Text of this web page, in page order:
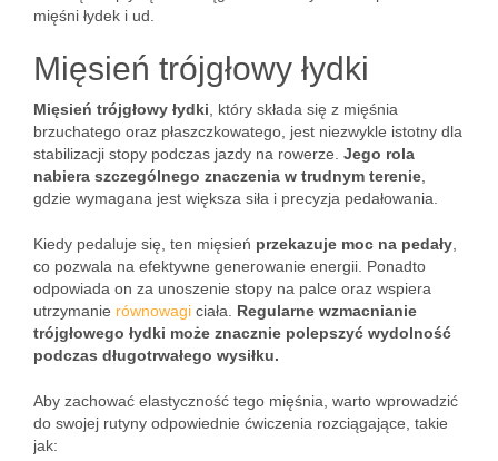
mięśni łydek i ud.
Mięsień trójgłowy łydki
Mięsień trójgłowy łydki , który składa się z mięśnia
brzuchatego oraz płaszczkowatego, jest niezwykle istotny dla
stabilizacji stopy podczas jazdy na rowerze. Jego rola
nabiera szczególnego znaczenia w trudnym terenie
gdzie wymagana jest większa siła i precyzja pedałowania.
Kiedy pedaluje się, ten mięsień przekazuje moc na pedały
co pozwala na efektywne generowanie energii. Ponadto
odpowiada on za unoszenie stopy na palce oraz wspiera
utrzymanie równowagi ciała. Regularne wzmacnianie
trójgłowego łydki może znacznie polepszyć wydolność
podczas długotrwałego wysiłku.
Aby zachować elastyczność tego mięśnia, warto wprowadzić
do swojej rutyny odpowiednie ćwiczenia rozciągające, takie
jak: